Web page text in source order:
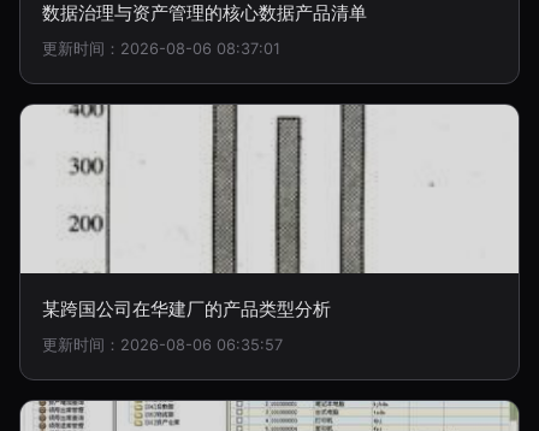
数据治理与资产管理的核心数据产品清单
更新时间：2026-08-06 08:37:01
某跨国公司在华建厂的产品类型分析
更新时间：2026-08-06 06:35:57